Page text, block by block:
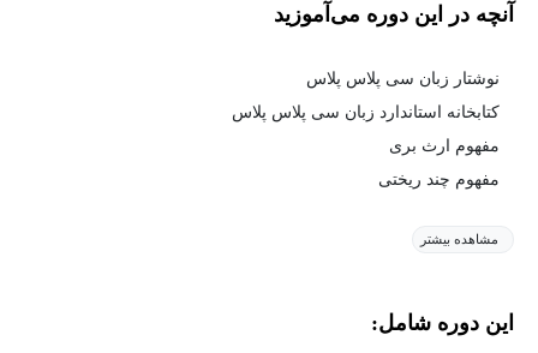
آنچه در این دوره می‌آموزید
نوشتار زبان سی پلاس پلاس
کتابخانه استاندارد زبان سی پلاس پلاس
مفهوم ارث بری
مفهوم چند ریختی
مشاهده بیشتر
این دوره شامل: